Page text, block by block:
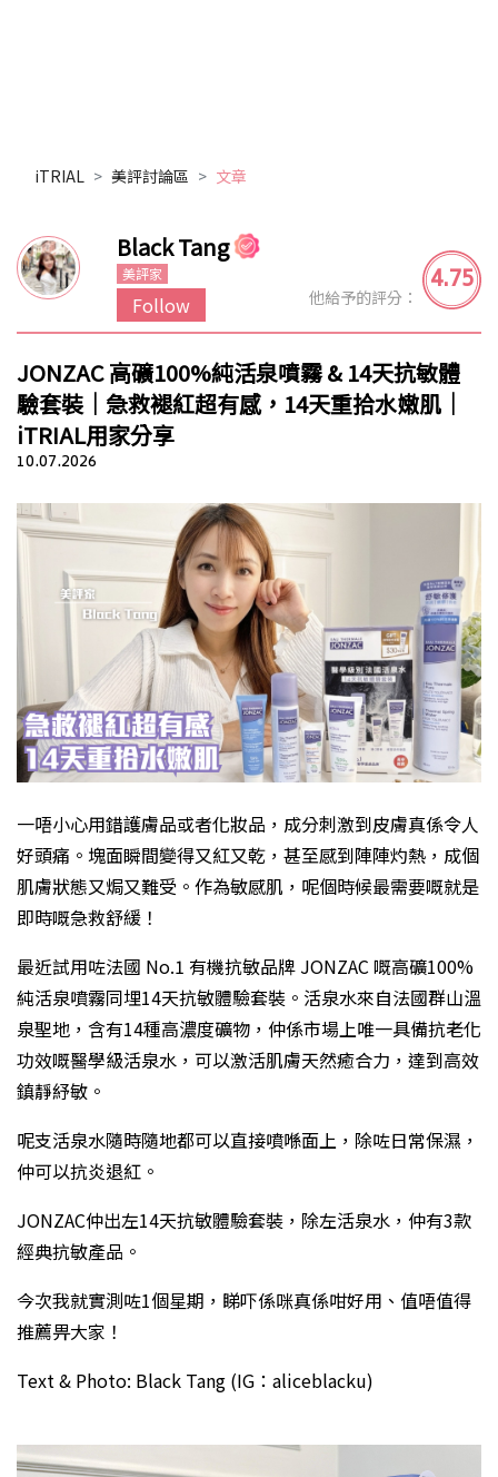
iTRIAL 美評討論區 文章
Black Tang
美評家
Follow 他給予的評分： 4.75
JONZAC 高礦100%純活泉噴霧 & 14天抗敏體
驗套裝｜急救褪紅超有感，14天重拾水嫩肌｜
iTRIAL用家分享
10.07.2026
一唔小心用錯護膚品或者化妝品，成分刺激到皮膚真係令人
好頭痛。塊面瞬間變得又紅又乾，甚至感到陣陣灼熱，成個
肌膚狀態又焗又難受。作為敏感肌，呢個時候最需要嘅就是
即時嘅急救舒緩！
最近試用咗法國 No.1 有機抗敏品牌 JONZAC 嘅高礦100%
純活泉噴霧同埋14天抗敏體驗套裝。活泉水來自法國群山溫
泉聖地，含有14種高濃度礦物，仲係市場上唯一具備抗老化
功效嘅醫學級活泉水，可以激活肌膚天然癒合力，達到高效
鎮靜紓敏。
呢支活泉水隨時隨地都可以直接噴喺面上，除咗日常保濕，
仲可以抗炎退紅。
JONZAC仲出左14天抗敏體驗套裝，除左活泉水，仲有3款
經典抗敏產品。
今次我就實測咗1個星期，睇吓係咪真係咁好用、值唔值得
推薦畀大家！
Text & Photo: Black Tang (IG：aliceblacku)